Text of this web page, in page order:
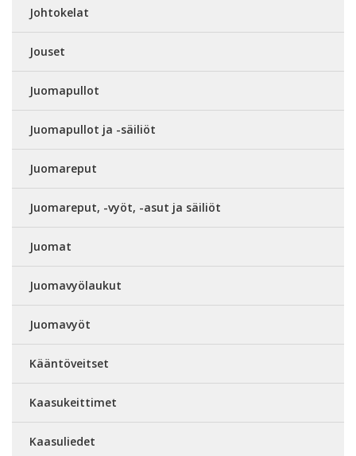
Johtokelat
Jouset
Juomapullot
Juomapullot ja -säiliöt
Juomareput
Juomareput, -vyöt, -asut ja säiliöt
Juomat
Juomavyölaukut
Juomavyöt
Kääntöveitset
Kaasukeittimet
Kaasuliedet